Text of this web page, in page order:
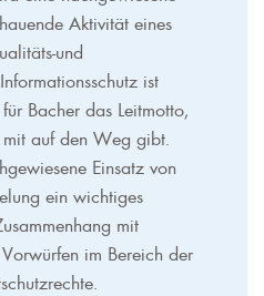
Aktivität eines
und
ist
Bacher das Leitmotto,
auf den Weg gibt.
Einsatz von
ein wichtiges
mit
im Bereich der